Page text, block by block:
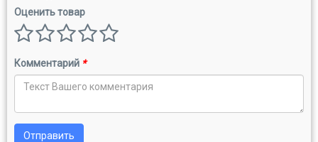
Оценить товар
Комментарий *
Отправить